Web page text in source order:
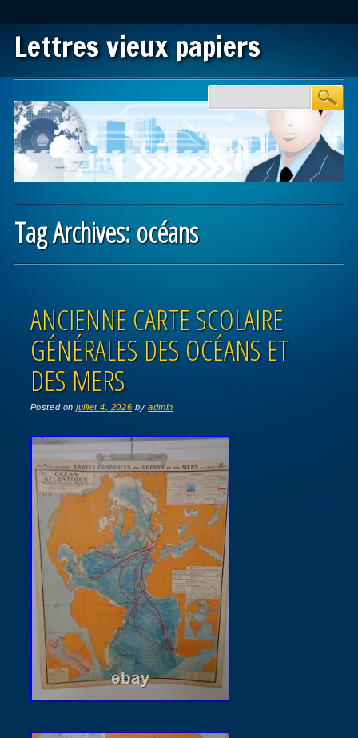
Lettres vieux papiers
Main menu
Tag Archives:océans
ANCIENNE CARTE SCOLAIRE
GÉNÉRALES DES OCÉANS ET
DES MERS
Posted onjuillet 4, 2026 byadmin